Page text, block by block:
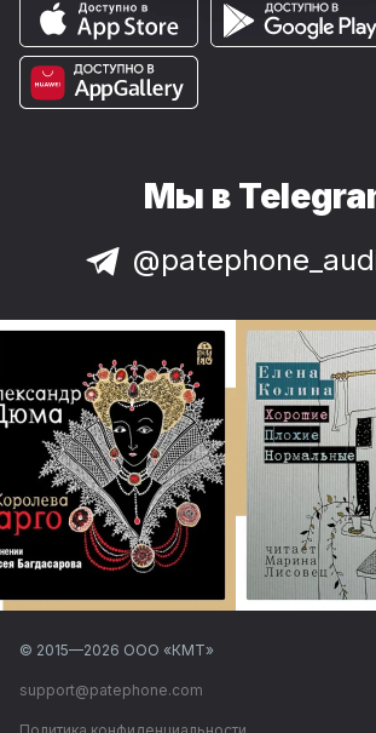
Мы в
© 2015—2026 ООО «КМТ»
support@patephone.com